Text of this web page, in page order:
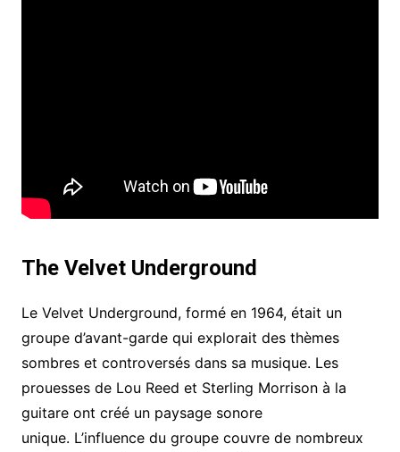
The Velvet Underground
Le Velvet Underground, formé en 1964, était un
groupe d’avant-garde qui explorait des thèmes
sombres et controversés dans sa musique. Les
prouesses de Lou Reed et Sterling Morrison à la
guitare ont créé un paysage sonore
unique. L’influence du groupe couvre de nombreux